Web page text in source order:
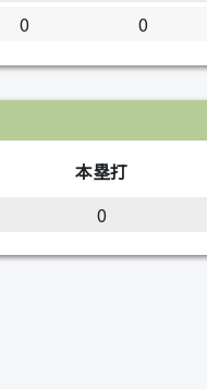
0 0
本塁打
0